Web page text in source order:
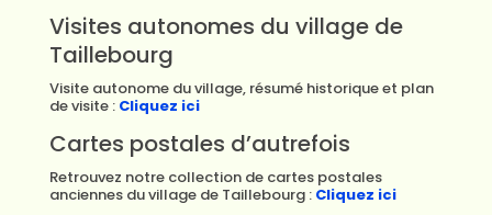
Visites autonomes du village de
Taillebourg
Visite autonome du village, résumé historique et plan
de visite : Cliquez ici
Cartes postales d’autrefois
Retrouvez notre collection de cartes postales
anciennes du village de Taillebourg : Cliquez ici